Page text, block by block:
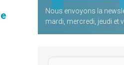
Nous envoyons la
mardi, mercredi, jeudi et